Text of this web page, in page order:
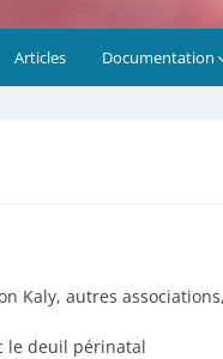
Articles Documentation
Kaly, autres
le deuil périnatal